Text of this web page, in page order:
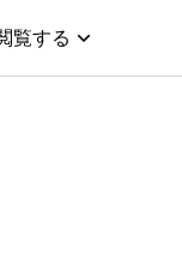
覧する